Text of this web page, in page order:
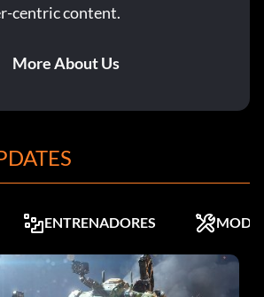
centric content.
More About Us
ENTRENADORES MODS